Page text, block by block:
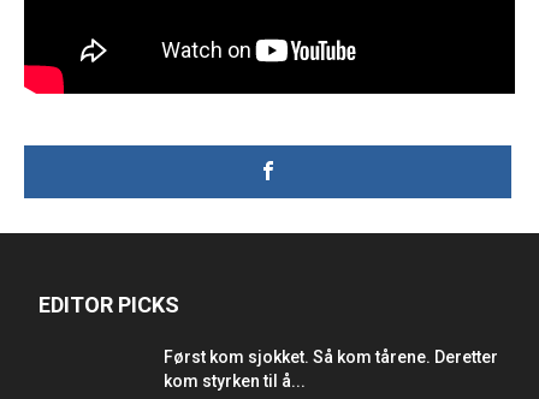
EDITOR PICKS
Først kom sjokket. Så kom tårene. Deretter
kom styrken til å...